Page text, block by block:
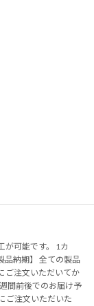
が可能です。 1カ
品納期】 全ての製品
ご注文いただいてか
間前後でのお届け予
ご注文いただいた